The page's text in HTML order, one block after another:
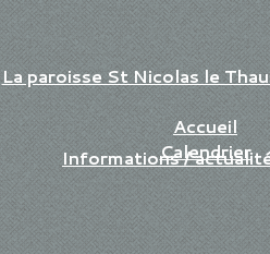
La paroisse St Nicolas le
Accueil
Calendrier
Informations /